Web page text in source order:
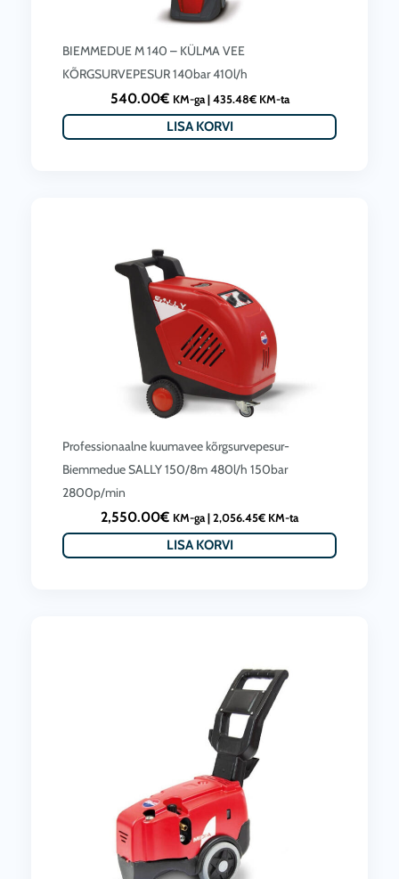
BIEMMEDUE M 140 – KÜLMA VEE
KÕRGSURVEPESUR 140bar 410l/h
540.00€ KM-ga | 435.48€KM-ta
LISA KORVI
Professionaalne kuumavee kõrgsurvepesur-
Biemmedue SALLY 150/8m 480l/h 150bar
2800p/min
2,550.00€ KM-ga | 2,056.45€ KM-ta
LISA KORVI